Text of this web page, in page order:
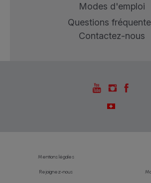
Modes d'emploi
Questions
Contactez-nous
Mentions légales
Rejoignez-nous